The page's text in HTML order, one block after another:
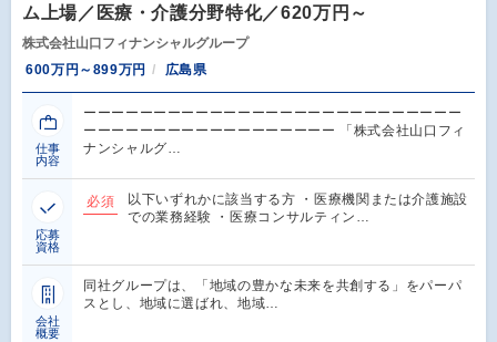
ム上場／医療・介護分野特化／620万円～
株式会社山口フィナンシャルグループ
600万円～899万円
広島県
仕事
内容
ーーーーーーーーーーーーーーーーーーーーーーーーーーー
ーーーーーーーーーーーーーーーーーー 「株式会社山口フィ
ナンシャルグ…
応募
資格
必須
以下いずれかに該当する方 ・医療機関または介護施設
での業務経験 ・医療コンサルティン…
会社
概要
同社グループは、「地域の豊かな未来を共創する」をパーパ
スとし、地域に選ばれ、地域…